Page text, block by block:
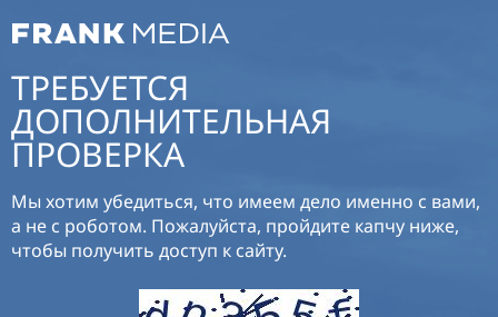
ТРЕБУЕТСЯ
ДОПОЛНИТЕЛЬНАЯ
ПРОВЕРКА
Мы хотим убедиться, что имеем дело именно с вами,
а не с роботом. Пожалуйста, пройдите капчу ниже,
чтобы получить доступ к сайту.